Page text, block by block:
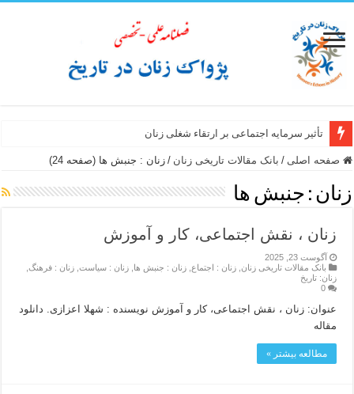
تأثیر سرمایه اجتماعی بر ارتقاء شغلی زنان
صفحه اصلی / بانک مقالات تاریخی زنان / زنان : جنبش ها (صفحه 24)
زنان : جنبش ها
زنان ، نقش اجتماعی، کار و آموزش
آگوست 23, 2025
بانک مقالات تاریخی زنان ,زنان : اجتماع ,زنان : جنبش ها ,زنان : سیاست ,زنان : فرهنگ
زنان: تاریخ
0
عنوان: زنان ، نقش اجتماعی، کار و آموزش نویسنده : شهلا اعزازی. دانلود
مقاله
مطالعه بیشتر »